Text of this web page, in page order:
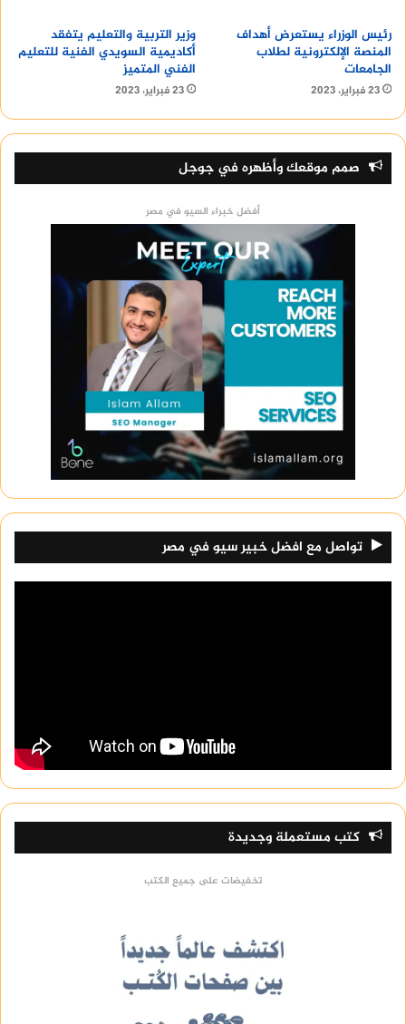
رئيس الوزراء يستعرض أهداف
المنصة الإلكترونية لطلاب
الجامعات
23 فبراير، 2023
وزير التربية والتعليم يتفقد
أكاديمية السويدي الفنية للتعليم
الفني المتميز
23 فبراير، 2023
صمم موقعك وأظهره في جوجل
أفضل خبراء السيو في مصر
تواصل مع افضل خبير سيو في مصر
كتب مستعملة وجديدة
تخفيضات على جميع الكتب